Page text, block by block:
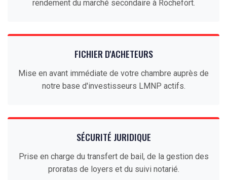
rendement du marché secondaire à Rochefort.
FICHIER D'ACHETEURS
Mise en avant immédiate de votre chambre auprès de
notre base d'investisseurs LMNP actifs.
SÉCURITÉ JURIDIQUE
Prise en charge du transfert de bail, de la gestion des
proratas de loyers et du suivi notarié.